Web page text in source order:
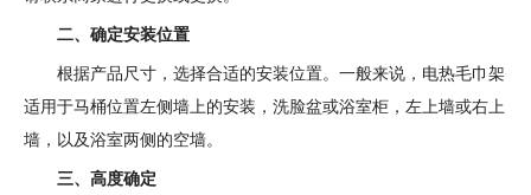
二、确定安装位置
根据产品尺寸，选择合适的安装位置。一般来说，电热毛巾架
适用于马桶位置左侧墙上的安装，洗脸盆或浴室柜，左上墙或右上
墙，以及浴室两侧的空墙。
三、高度确定